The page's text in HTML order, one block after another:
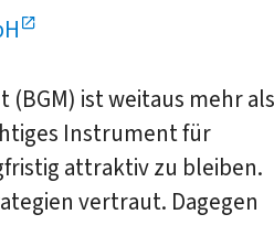
ist weitaus mehr als
Instrument für
attraktiv zu bleiben.
vertraut. Dagegen